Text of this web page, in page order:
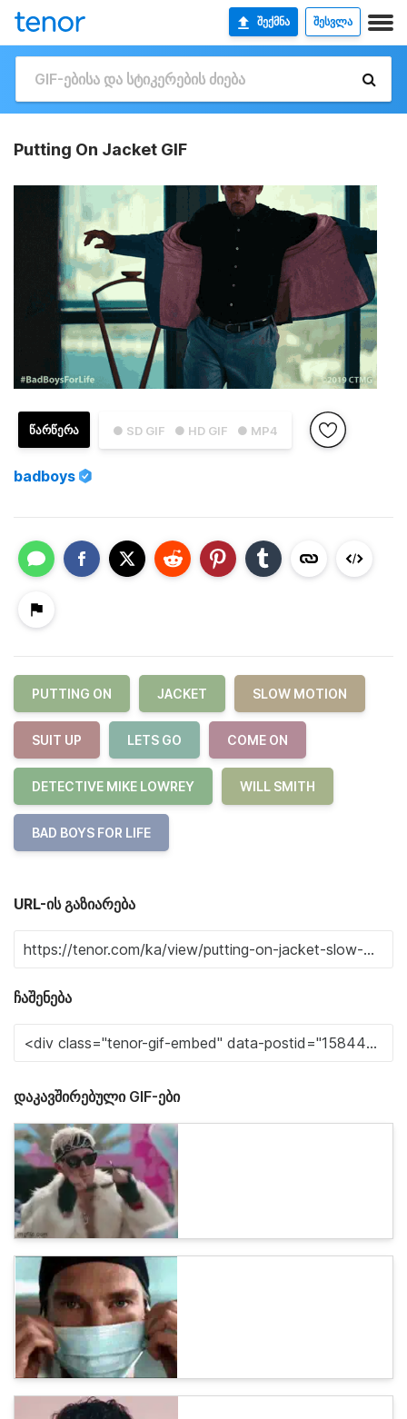
ᲨᲔᲥᲛᲜᲐ ᲨᲔᲡᲕᲚᲐ
Putting On Jacket GIF
● SD GIF ● HD GIF ● MP4
ᲬᲐᲠᲬᲔᲠᲐ
badboys
PUTTING ON JACKET SLOW MOTION
SUIT UP LETS GO COME ON
DETECTIVE MIKE LOWREY WILL SMITH
BAD BOYS FOR LIFE
URL-ის გაზიარება
ჩაშენება
დაკავშირებული GIF-ები